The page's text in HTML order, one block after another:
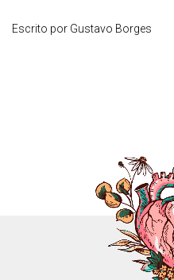
Escrito por Gustavo Borges